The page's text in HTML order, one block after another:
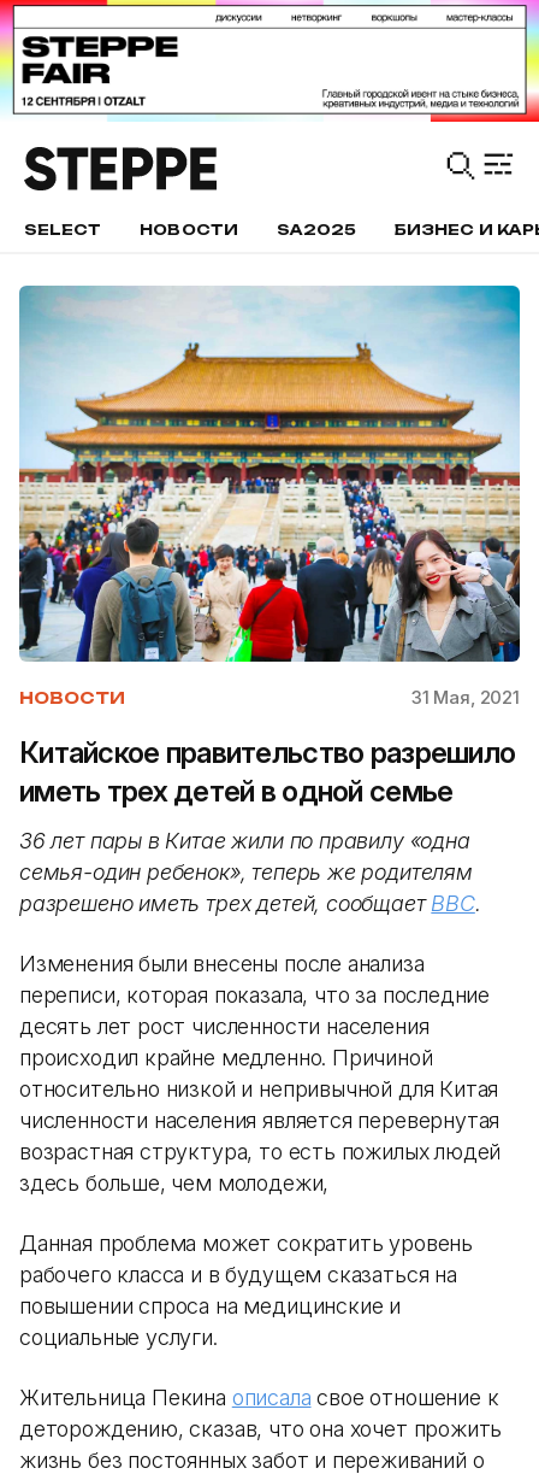
SELECT НОВОСТИ SA2025 БИЗНЕС И
НОВОСТИ 31 Мая, 2021
Китайское правительство разрешило
иметь трех детей в одной семье
36 лет пары в Китае жили по правилу «одна
семья-один ребенок», теперь же родителям
разрешено иметь трех детей, сообщаетBBC.
Изменения были внесены после анализа
переписи, которая показала, что за последние
десять лет рост численности населения
происходил крайне медленно. Причиной
относительно низкой и непривычной для Китая
численности населения является перевернутая
возрастная структура, то есть пожилых людей
здесь больше, чем молодежи,
Данная проблема может сократить уровень
рабочего класса и в будущем сказаться на
повышении спроса на медицинские и
социальные услуги.
Жительница Пекина описала свое отношение к
деторождению, сказав, что она хочет прожить
жизнь без постоянных забот и переживаний о